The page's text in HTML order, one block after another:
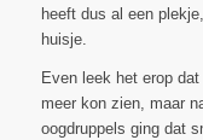
heeft dus al een
huisje.
Even leek het erop
meer kon zien, maar
oogdruppels ging dat